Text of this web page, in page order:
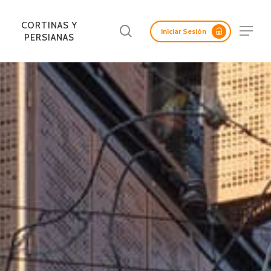
ACÚSTICAS
REV. INTERIORES DE
MURO
CORTASOLES
RETICULADOS
PANELES SCREEN
Y
PANELES
AISLANTES
FACHADAS DE
MADERA
CORTINAS Y
PERSIANAS
BuscarIniciar Sesión Menu